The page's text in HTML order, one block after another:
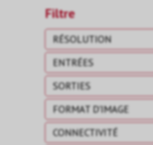
Filtre
RÉSOLUTION
ENTRÉES
SORTIES
FORMAT D'IMAGE
CONNECTIVITÉ